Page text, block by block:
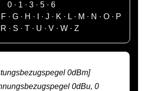
0· 1· 3· 5· 6
F · G · H · · J · K · L· M · N · O · P
R · S · T · U · V · W· Z
0dBm]
0dBu, 0